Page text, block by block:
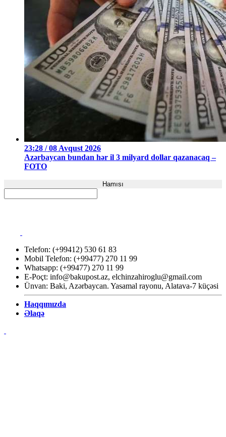
23:28 / 08 Avqust 2026
Azərbaycan bundan hər il 3 milyard dollar qazanacaq –
FOTO
Hamısı
Telefon: (+99412) 530 61 83
Mobil Telefon: (+99477) 270 11 99
Whatsapp: (+99477) 270 11 99
E-Poçt: info@bakupost.az, elchinzahiroglu@gmail.com
Ünvan: Baki, Azərbaycan. Yasamal rayonu, Alatava-7 küçəsi
Haqqımızda
Əlaqə